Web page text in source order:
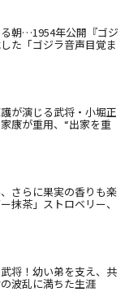
朝…1954年公開『ゴジ
た「ゴジラ音声目覚ま
が演じる武将・小堀正
康が重用、“出家を重
さらに果実の香りも楽
抹茶」ストロベリー、
将！幼い弟を支え、共
波乱に満ちた生涯